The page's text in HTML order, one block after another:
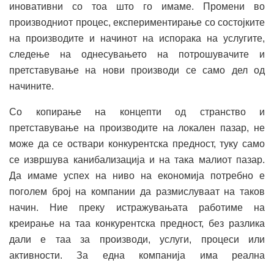
иновативни со тоа што го имаме. Промени во
производниот процес, експериментирање со состојките
на производите и начинот на испорака на услугите,
следење на однесувањето на потрошувачите и
претставување на нови производи се само дел од
начините.
Со копирање на концепти од странство и
претставување на производите на локален пазар, не
може да се оствари конкурентска предност, туку само
се извршува канибализација и на така малиот пазар.
Да имаме успех на ниво на економија потребно е
поголем број на компании да размислуваат на таков
начин. Ние преку истражувањата работиме на
креирање на таа конкурентска предност, без разлика
дали е таа за производи, услуги, процеси или
активности. За една компанија има реална